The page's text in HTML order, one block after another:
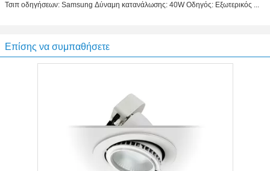
Τσιπ οδηγήσεων: Samsung Δύναμη κατανάλωσης: 40W Οδηγός: Εξωτερικός ...
Επίσης να συμπαθήσετε